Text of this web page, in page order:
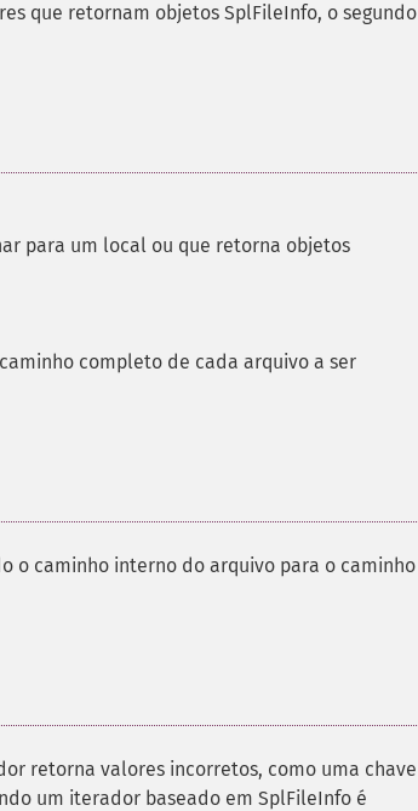
que retornam objetos SplFileInfo, o segundo
para um local ou que retorna objetos
completo de cada arquivo a ser
o caminho interno do arquivo para o caminho
retorna valores incorretos, como uma chave
um iterador baseado em SplFileInfo é